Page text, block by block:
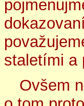
staletími a
Ovšem